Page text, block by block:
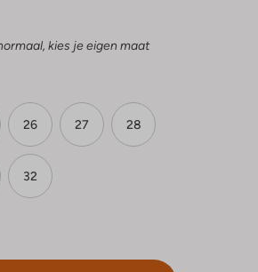
kies je eigen maat
26 27 28
32